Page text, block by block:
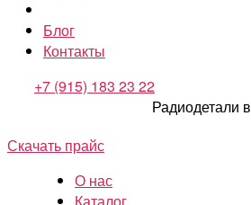
Блог
Контакты
+7 (915) 183 23 22
Радиодетали в
Скачать прайс
О нас